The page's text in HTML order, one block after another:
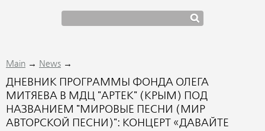
Main → News →
ДНЕВНИК ПРОГРАММЫ ФОНДА ОЛЕГА
МИТЯЕВА В МДЦ "АРТЕК" (КРЫМ) ПОД
НАЗВАНИЕМ "МИРОВЫЕ ПЕСНИ (МИР
АВТОРСКОЙ ПЕСНИ)": КОНЦЕРТ «ДАВАЙТЕ